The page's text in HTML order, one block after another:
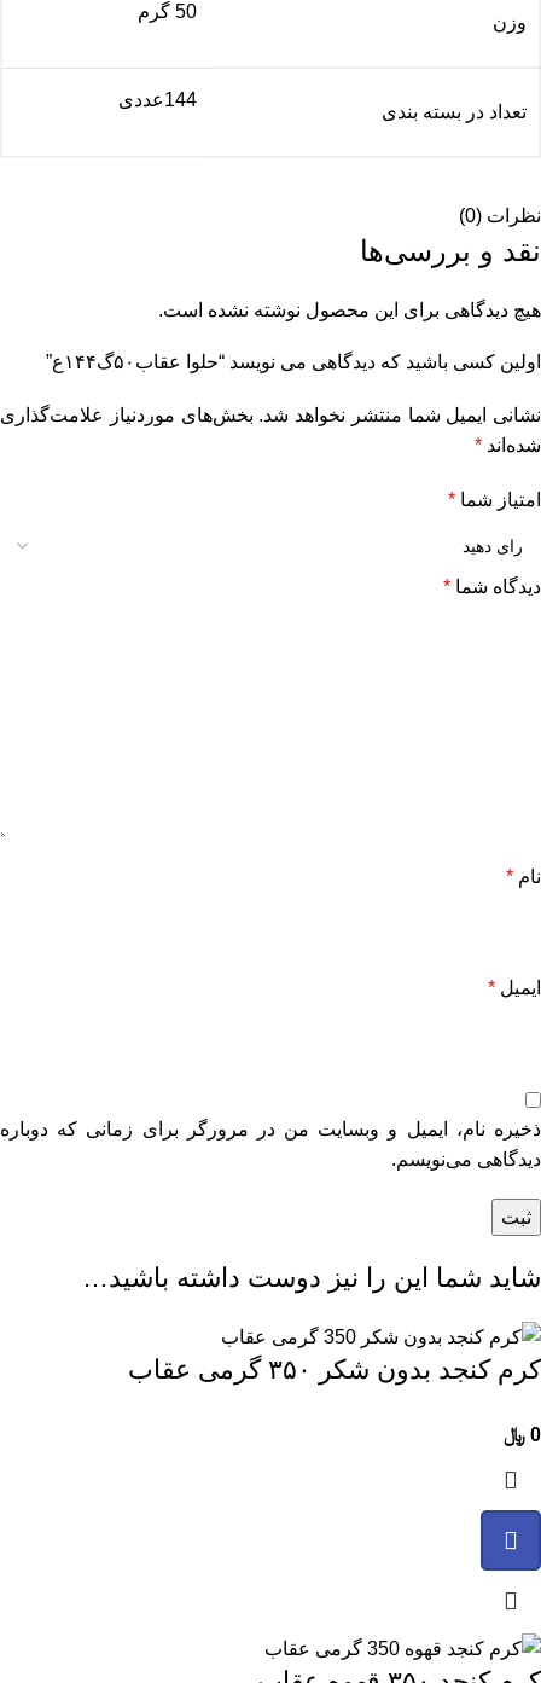
وزن
50 گرم
تعداد در بسته بندی
144عددی
نظرات (0)
نقد و بررسی‌ها
هیچ دیدگاهی برای این محصول نوشته نشده است.
اولین کسی باشید که دیدگاهی می نویسد “حلوا عقاب۵۰گ۱۴۴ع”
نشانی ایمیل شما منتشر نخواهد شد. بخش‌های موردنیاز علامت‌گذاری
شده‌اند *
امتیاز شما *
دیدگاه شما *
نام *
ایمیل *
ذخیره نام، ایمیل و وبسایت من در مرورگر برای زمانی که دوباره
دیدگاهی می‌نویسم.
شاید شما این را نیز دوست داشته باشید…
کرم کنجد بدون شکر ۳۵۰ گرمی عقاب
0 ﷼